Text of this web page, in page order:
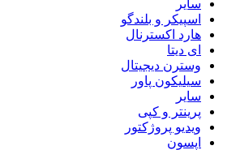
سایر
اسپیکر و بلندگو
هارد اکسترنال
ای دیتا
وسترن دیجیتال
سیلیکون پاور
سایر
پرینتر و کپی
ویدیو پروژکتور
اپسون